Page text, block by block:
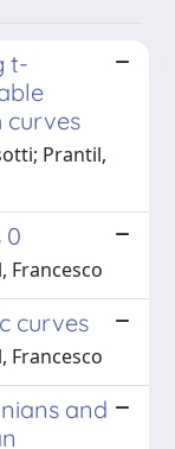
t-
curves
Prantil,
0
Francesco
curves
Francesco
and